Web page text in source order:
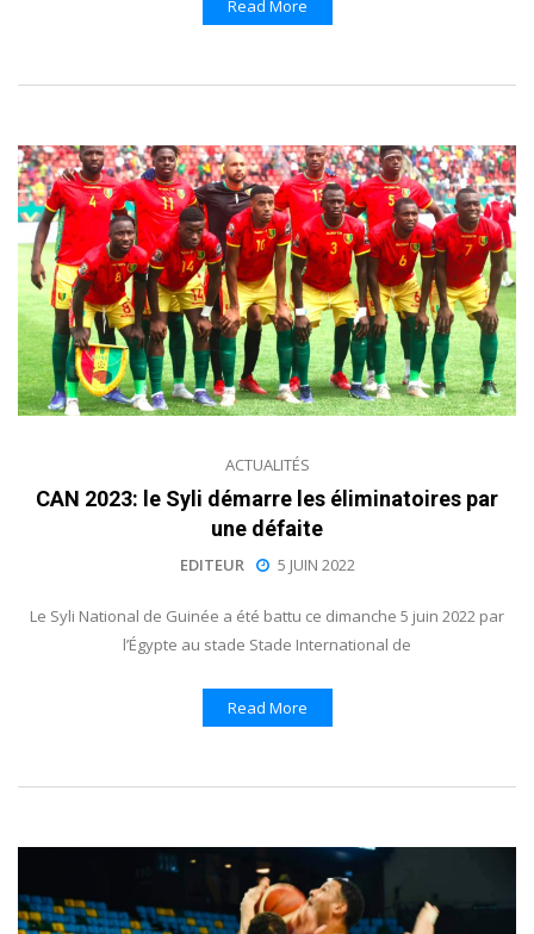
Read More
ACTUALITÉS
CAN 2023: le Syli démarre les éliminatoires par
une défaite
EDITEUR 5 JUIN 2022
Le Syli National de Guinée a été battu ce dimanche 5 juin 2022 par
l’Égypte au stade Stade International de
Read More